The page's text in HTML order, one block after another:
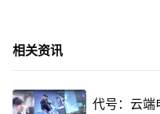
相关资讯
代号：云端